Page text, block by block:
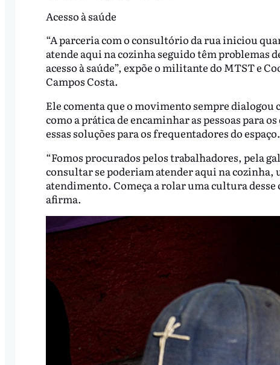
Acesso à saúde
“A parceria com o consultório da rua iniciou
atende aqui na cozinha seguido têm problemas
acesso à saúde”, expõe o militante do MTST e
Campos Costa.
Ele comenta que o movimento sempre dialogou
como a prática de encaminhar as pessoas para
essas soluções para os frequentadores do espaço.
“Fomos procurados pelos trabalhadores, pela
consultar se poderiam atender aqui na cozinha,
atendimento. Começa a rolar uma cultura desse
afirma.